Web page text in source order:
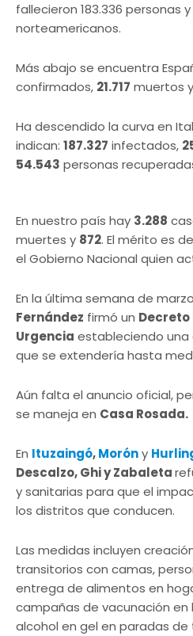
fallecieron 183.336 personas
norteamericanos.
Más abajo se encuentra
confirmados, 21.717 muertos y
Ha descendido la curva en
indican: 187.327 infectados,
54.543 personas
En nuestro país hay 3.288
muertes y 872. El mérito es
el Gobierno Nacional quien
En la última semana de
Fernández firmó un Decreto
Urgencia estableciendo
que se extendería hasta
Aún falta el anuncio oficial,
se maneja en Casa Rosada.
En Ituzaingó,Moróny
Descalzo, Ghi y Zabaleta
y sanitarias para que el
los distritos que conducen.
Las medidas incluyen
transitorios con camas,
entrega de alimentos en
campañas de vacunación en
alcohol en gel en paradas de